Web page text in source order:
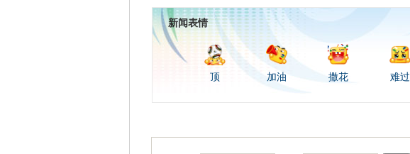
新闻表情
顶 加油 撒花 难过